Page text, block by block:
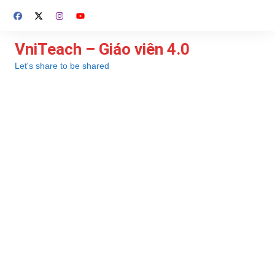
đến
dung
VniTeach – Giáo viên 4.0
Let's share to be shared